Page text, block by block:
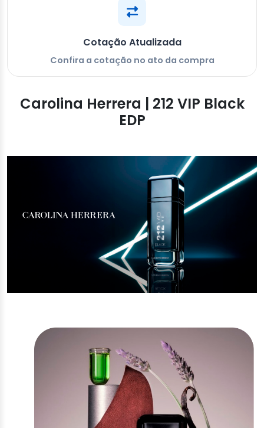
Cotação Atualizada
Confira a cotação no ato da compra
Carolina Herrera | 212 VIP Black
EDP